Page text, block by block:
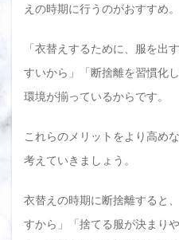
えの時期に行うのがおすすめ。
「衣替えするために、服を出
すいから」「断捨離を習慣化
環境が揃っているからです。
これらのメリットをより高め
考えていきましょう。
衣替えの時期に断捨離すると
すから」「捨てる服が決まり